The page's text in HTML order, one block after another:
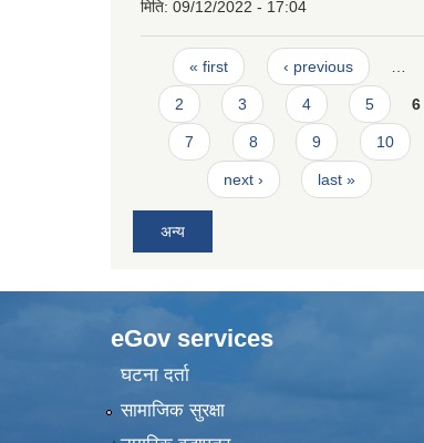
मिति: 09/12/2022 - 17:04
Pages
« first ‹ previous …
2 3 4 5 6
7 8 9 10
next › last »
अन्य
eGov services
घटना दर्ता
सामाजिक सुरक्षा